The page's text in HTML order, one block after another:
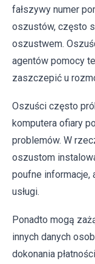
fałszywy numer
oszustów, często
oszustwem.
agentów pomocy
zaszczepić u
Oszuści często
komputera ofiary
problemów. W
oszustom
poufne informacje,
usługi.
Ponadto mogą
innych danych
dokonania